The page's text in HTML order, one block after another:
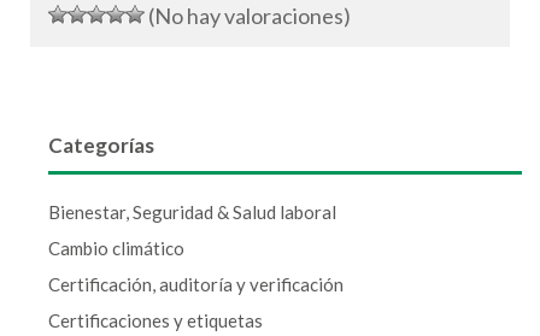
(No hay valoraciones)
Categorías
Bienestar, Seguridad & Salud laboral
Cambio climático
Certificación, auditoría y verificación
Certificaciones y etiquetas